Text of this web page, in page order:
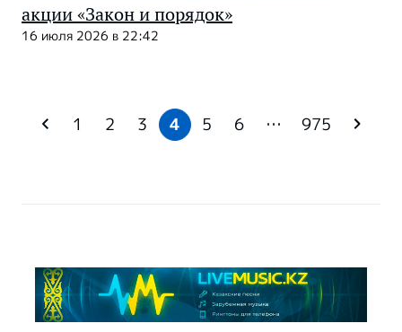
акции «Закон и порядок»
16 июля 2026 в 22:42
1 2 3 4 5 6 … 975